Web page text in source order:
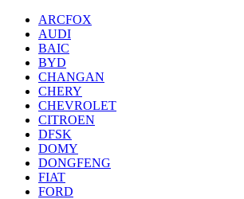
ARCFOX
AUDI
BAIC
BYD
CHANGAN
CHERY
CHEVROLET
CITROEN
DFSK
DOMY
DONGFENG
FIAT
FORD